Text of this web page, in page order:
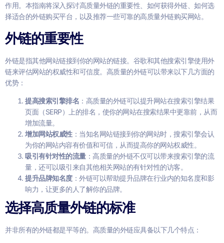
作用。本指南将深入探讨高质量外链的重要性、如何获得外链、如何选
择适合的外链购买平台，以及推荐一些可靠的高质量外链购买网站。
外链的重要性
外链是指其他网站链接到你的网站的链接。谷歌和其他搜索引擎使用外
链来评估网站的权威性和可信度。高质量的外链可以带来以下几方面的
优势：
提高搜索引擎排名 ：高质量的外链可以提升网站在搜索引擎结果
页面（SERP）上的排名，使你的网站在搜索结果中更靠前，从而
增加流量。
增加网站权威性：当知名网站链接到你的网站时，搜索引擎会认
为你的网站内容有价值和可信，从而提高你的网站权威性。
吸引有针对性的流量：高质量的外链不仅可以带来搜索引擎的流
量，还可以吸引来自其他相关网站的有针对性的访客。
提升品牌知名度：外链可以帮助提升品牌在行业内的知名度和影
响力，让更多的人了解你的品牌。
选择高质量外链的标准
并非所有的外链都是平等的。高质量的外链应具备以下几个特点：